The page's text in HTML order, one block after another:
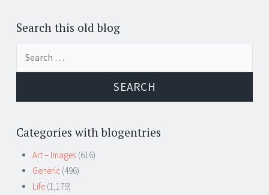
Posts
navigation
Search this old blog
Categories with blogentries
Art – Images (616)
Generic (496)
Life (1,179)